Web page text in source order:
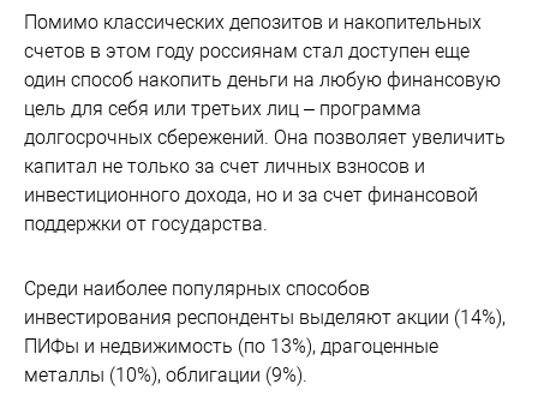
Помимо классических депозитов и накопительных
счетов в этом году россиянам стал доступен еще
один способ накопить деньги на любую финансовую
цель для себя или третьих лиц – программа
долгосрочных сбережений. Она позволяет увеличить
капитал не только за счет личных взносов и
инвестиционного дохода, но и за счет финансовой
поддержки от государства.
Среди наиболее популярных способов
инвестирования респонденты выделяют акции (14%),
ПИФы и недвижимость (по 13%), драгоценные
металлы (10%), облигации (9%).